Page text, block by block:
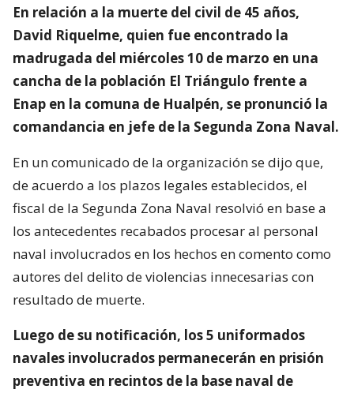
En relación a la muerte del civil de 45 años,
David Riquelme, quien fue encontrado la
madrugada del miércoles 10 de marzo en una
cancha de la población El Triángulo frente a
Enap en la comuna de Hualpén, se pronunció la
comandancia en jefe de la Segunda Zona Naval.
En un comunicado de la organización se dijo que,
de acuerdo a los plazos legales establecidos, el
fiscal de la Segunda Zona Naval resolvió en base a
los antecedentes recabados procesar al personal
naval involucrados en los hechos en comento como
autores del delito de violencias innecesarias con
resultado de muerte.
Luego de su notificación, los 5 uniformados
navales involucrados permanecerán en prisión
preventiva en recintos de la base naval de